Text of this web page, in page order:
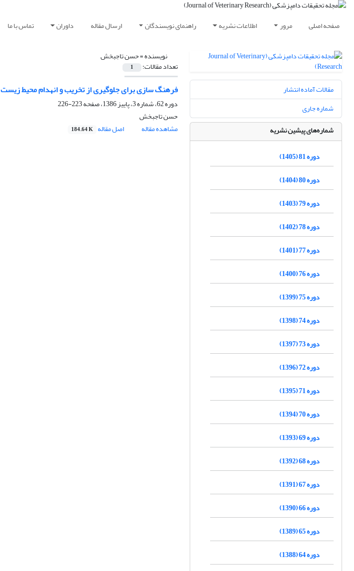
صفحه اصلی مرور اطلاعات نشریه راهنمای نویسندگان ارسال مقاله داوران تماس با ما
نویسنده =حسن تاجبخش
تعداد مقالات: 1
فرهنگ سازی برای جلوگیری از تخریب و انهدام محیط زیست
دوره 62، شماره 3، پاییز 1386، صفحه
223-226
حسن تاجبخش
مشاهده مقاله
اصل مقاله 184.64 K
مقالات آماده انتشار
شماره جاری
شماره‌های پیشین نشریه
دوره 81 (1405)
دوره 80 (1404)
دوره 79 (1403)
دوره 78 (1402)
دوره 77 (1401)
دوره 76 (1400)
دوره 75 (1399)
دوره 74 (1398)
دوره 73 (1397)
دوره 72 (1396)
دوره 71 (1395)
دوره 70 (1394)
دوره 69 (1393)
دوره 68 (1392)
دوره 67 (1391)
دوره 66 (1390)
دوره 65 (1389)
دوره 64 (1388)